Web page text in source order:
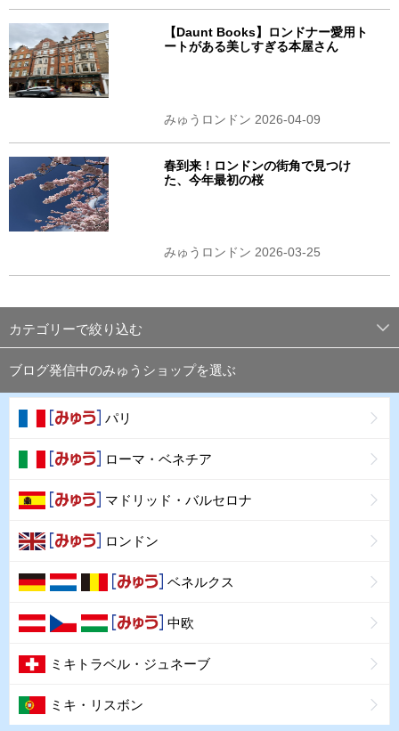
【Daunt Books】ロンドナー愛用ト
ートがある美しすぎる本屋さん
みゅうロンドン 2026-04-09
春到来！ロンドンの街角で見つけ
た、今年最初の桜
みゅうロンドン 2026-03-25
カテゴリーで絞り込む
ブログ発信中のみゅうショップを選ぶ
パリ
ローマ・ベネチア
マドリッド・バルセロナ
ロンドン
ベネルクス
中欧
ミキトラベル・ジュネーブ
ミキ・リスボン